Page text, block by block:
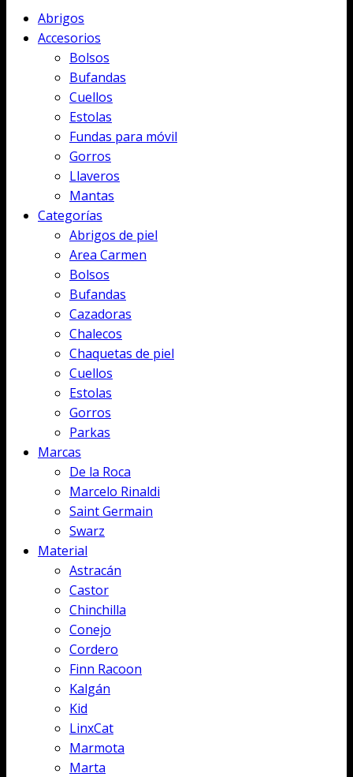
Abrigos
Accesorios
Bolsos
Bufandas
Cuellos
Estolas
Fundas para móvil
Gorros
Llaveros
Mantas
Categorías
Abrigos de piel
Area Carmen
Bolsos
Bufandas
Cazadoras
Chalecos
Chaquetas de piel
Cuellos
Estolas
Gorros
Parkas
Marcas
De la Roca
Marcelo Rinaldi
Saint Germain
Swarz
Material
Astracán
Castor
Chinchilla
Conejo
Cordero
Finn Racoon
Kalgán
Kid
LinxCat
Marmota
Marta